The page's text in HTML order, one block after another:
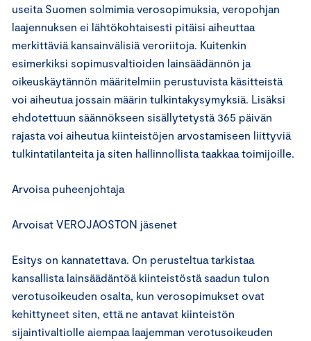
useita Suomen solmimia verosopimuksia, veropohjan
laajennuksen ei lähtökohtaisesti pitäisi aiheuttaa
merkittäviä kansainvälisiä veroriitoja. Kuitenkin
esimerkiksi sopimusvaltioiden lainsäädännön ja
oikeuskäytännön määritelmiin perustuvista käsitteistä
voi aiheutua jossain määrin tulkintakysymyksiä. Lisäksi
ehdotettuun säännökseen sisällytetystä 365 päivän
rajasta voi aiheutua kiinteistöjen arvostamiseen liittyviä
tulkintatilanteita ja siten hallinnollista taakkaa toimijoille.
Arvoisa puheenjohtaja
Arvoisat VEROJAOSTON jäsenet
Esitys on kannatettava. On perusteltua tarkistaa
kansallista lainsäädäntöä kiinteistöstä saadun tulon
verotusoikeuden osalta, kun verosopimukset ovat
kehittyneet siten, että ne antavat kiinteistön
sijaintivaltiolle aiempaa laajemman verotusoikeuden